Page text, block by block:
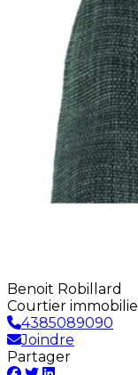
Benoit Robillard
Courtier
4385089090
Joindre
Partager